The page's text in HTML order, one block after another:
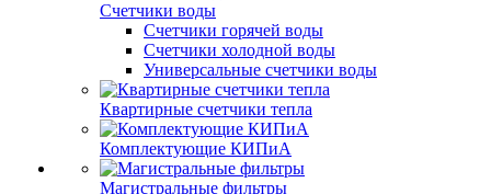
Счетчики воды
Счетчики горячей воды
Счетчики холодной воды
Универсальные счетчики воды
Квартирные счетчики тепла
Комплектующие КИПиА
Магистральные фильтры